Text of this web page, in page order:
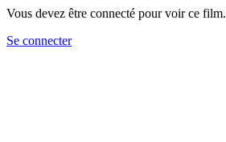
Vous devez être connecté pour voir ce film.
Se connecter